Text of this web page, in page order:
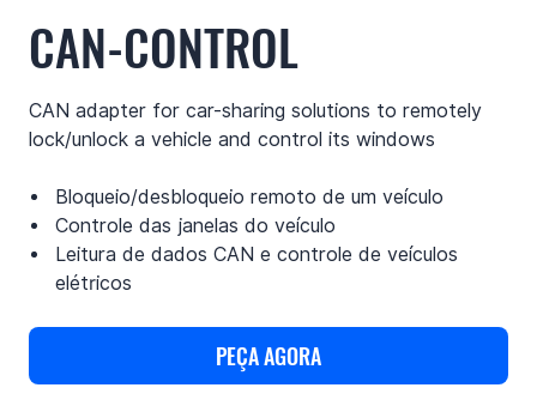
CAN-CONTROL
CAN adapter for car-sharing solutions to remotely
lock/unlock a vehicle and control its windows
Bloqueio/desbloqueio remoto de um veículo
Controle das janelas do veículo
Leitura de dados CAN e controle de veículos
elétricos
PEÇA AGORA